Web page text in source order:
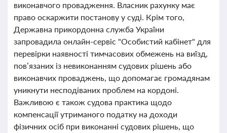
виконавчого провадження. Власник рахунку має
право оскаржити постанову у суді. Крім того,
Державна прикордонна служба України
запровадила онлайн-сервіс "Особистий кабінет" для
перевірки наявності тимчасових обмежень на виїзд,
пов’язаних із невиконанням судових рішень або
виконавчих проваджень, що допомагає громадянам
уникнути несподіваних проблем на кордоні.
Важливою є також судова практика щодо
компенсації утриманого податку на доходи
фізичних осіб при виконанні судових рішень, що